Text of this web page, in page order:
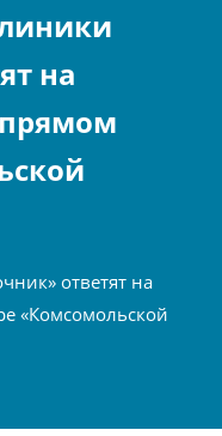
на
ответят на
«Комсомольской